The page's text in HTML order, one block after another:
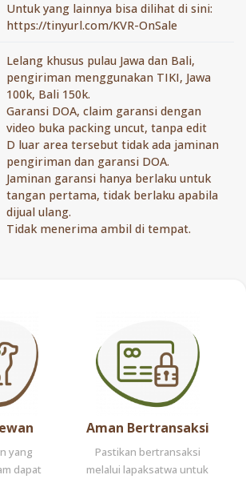
Untuk yang lainnya bisa dilihat di sini:
https://tinyurl.com/KVR-OnSale
Lelang khusus pulau Jawa dan Bali,
pengiriman menggunakan TIKI, Jawa
100k, Bali 150k.
Garansi DOA, claim garansi dengan
video buka packing uncut, tanpa edit
D luar area tersebut tidak ada jaminan
pengiriman dan garansi DOA.
Jaminan garansi hanya berlaku untuk
tangan pertama, tidak berlaku apabila
dijual ulang.
Tidak menerima ambil di tempat.
yang
dapat
Aman Bertransaksi
Pastikan bertransaksi
melalui lapaksatwa untuk